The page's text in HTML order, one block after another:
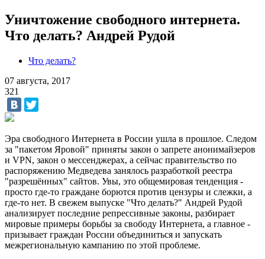
Уничтожение свободного интернета.
Что делать? Андрей Рудой
Что делать?
07 августа, 2017
321
Эра свободного Интернета в России ушла в прошлое. Следом
за "пакетом Яровой" приняты закон о запрете анонимайзеров
и VPN, закон о мессенджерах, а сейчас правительство по
распоряжению Медведева занялось разработкой реестра
"разрешённых" сайтов. Увы, это общемировая тенденция -
просто где-то граждане борются против цензуры и слежки, а
где-то нет. В свежем выпуске "Что делать?" Андрей Рудой
анализирует последние репрессивные законы, разбирает
мировые примеры борьбы за свободу Интернета, а главное -
призывает граждан России объединиться и запускать
межрегиональную кампанию по этой проблеме.